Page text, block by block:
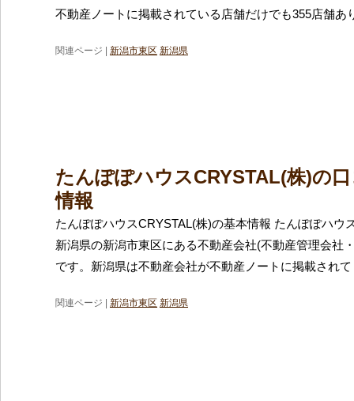
不動産ノートに掲載されている店舗だけでも355店舗あ
関連ページ | 新潟市東区 新潟県
たんぽぽハウスCRYSTAL(株)の
情報
たんぽぽハウスCRYSTAL(株)の基本情報 たんぽぽハウ
新潟県の新潟市東区にある不動産会社(不動産管理会社
です。新潟県は不動産会社が不動産ノートに掲載されて
関連ページ | 新潟市東区 新潟県